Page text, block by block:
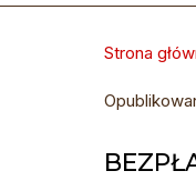
Strona